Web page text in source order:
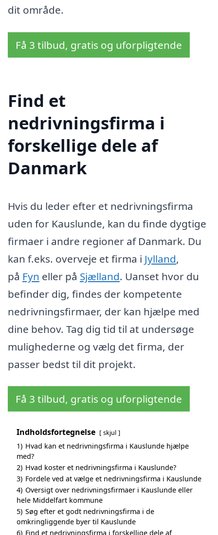
dit område.
Få 3 tilbud, gratis og uforpligtende
Find et
nedrivningsfirma i
forskellige dele af
Danmark
Hvis du leder efter et nedrivningsfirma
uden for Kauslunde, kan du finde dygtige
firmaer i andre regioner af Danmark. Du
kan f.eks. overveje et firma i Jylland,
på Fyn eller på Sjælland. Uanset hvor du
befinder dig, findes der kompetente
nedrivningsfirmaer, der kan hjælpe med
dine behov. Tag dig tid til at undersøge
mulighederne og vælg det firma, der
passer bedst til dit projekt.
Få 3 tilbud, gratis og uforpligtende
Indholdsfortegnelse skjul
1) Hvad kan et nedrivningsfirma i Kauslunde hjælpe
med?
2) Hvad koster et nedrivningsfirma i Kauslunde?
3) Fordele ved at vælge et nedrivningsfirma i Kauslunde
4) Oversigt over nedrivningsfirmaer i Kauslunde eller
hele Middelfart kommune
5) Søg efter et godt nedrivningsfirma i de
omkringliggende byer til Kauslunde
6) Find et nedrivningsfirma i forskellige dele af